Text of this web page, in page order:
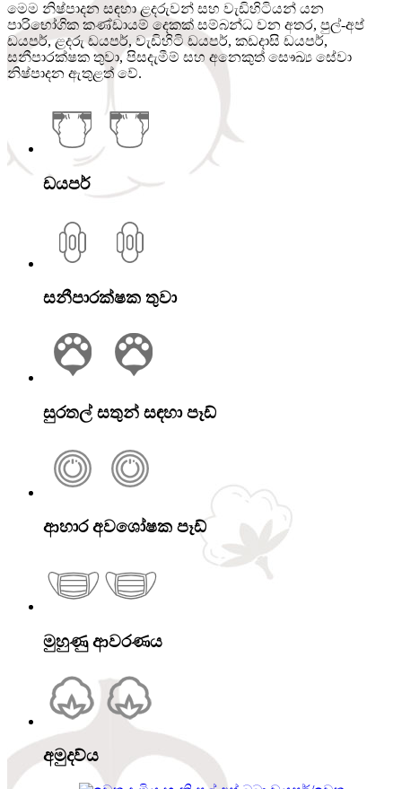
මෙම නිෂ්පාදන සඳහා ළදරුවන් සහ වැඩිහිටියන් යන
පාරිභෝගික කණ්ඩායම් දෙකක් සම්බන්ධ වන අතර, පුල්-අප්
ඩයපර්, ළදරු ඩයපර්, වැඩිහිටි ඩයපර්, කඩදාසි ඩයපර්,
සනීපාරක්ෂක තුවා, පිසදැමීම් සහ අනෙකුත් සෞඛ්‍ය සේවා
නිෂ්පාදන ඇතුළත් වේ.
ඩයපර්
සනීපාරක්ෂක තුවා
සුරතල් සතුන් සඳහා පෑඩ්
ආහාර අවශෝෂක පෑඩ්
මුහුණු ආවරණය
අමුදව්ය